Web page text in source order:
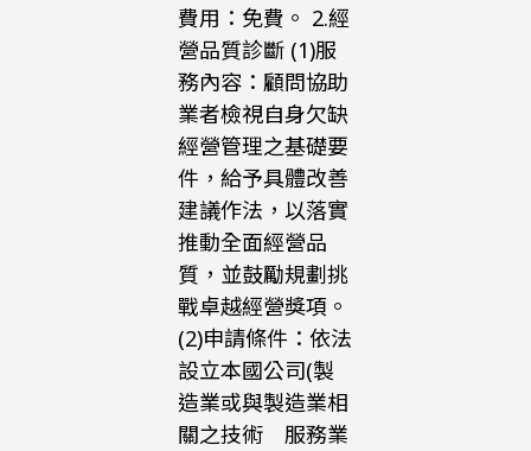
費用：免費。 2.經
營品質診斷 (1)服
務內容：顧問協助
業者檢視自身欠缺
經營管理之基礎要
件，給予具體改善
建議作法，以落實
推動全面經營品
質，並鼓勵規劃挑
戰卓越經營獎項。
(2)申請條件：依法
設立本國公司(製
造業或與製造業相
關之技術 服務業